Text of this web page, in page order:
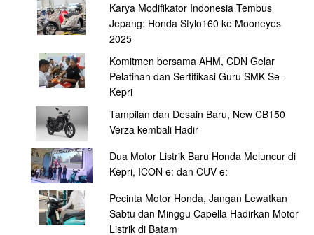
Karya Modifikator Indonesia Tembus
Jepang: Honda Stylo160 ke Mooneyes
2025
Komitmen bersama AHM, CDN Gelar
Pelatihan dan Sertifikasi Guru SMK Se-
Kepri
Tampilan dan Desain Baru, New CB150
Verza kembali Hadir
Dua Motor Listrik Baru Honda Meluncur di
Kepri, ICON e: dan CUV e:
Pecinta Motor Honda, Jangan Lewatkan
Sabtu dan Minggu Capella Hadirkan Motor
Listrik di Batam